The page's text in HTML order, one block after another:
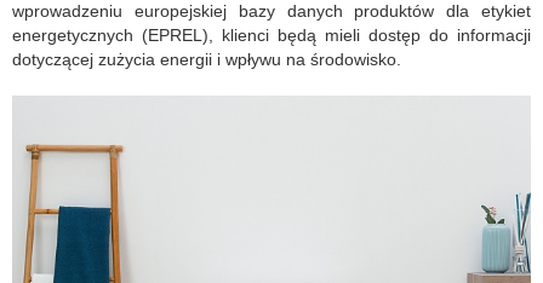
wprowadzeniu europejskiej bazy danych produktów dla etykiet
energetycznych (EPREL), klienci będą mieli dostęp do informacji
dotyczącej zużycia energii i wpływu na środowisko.